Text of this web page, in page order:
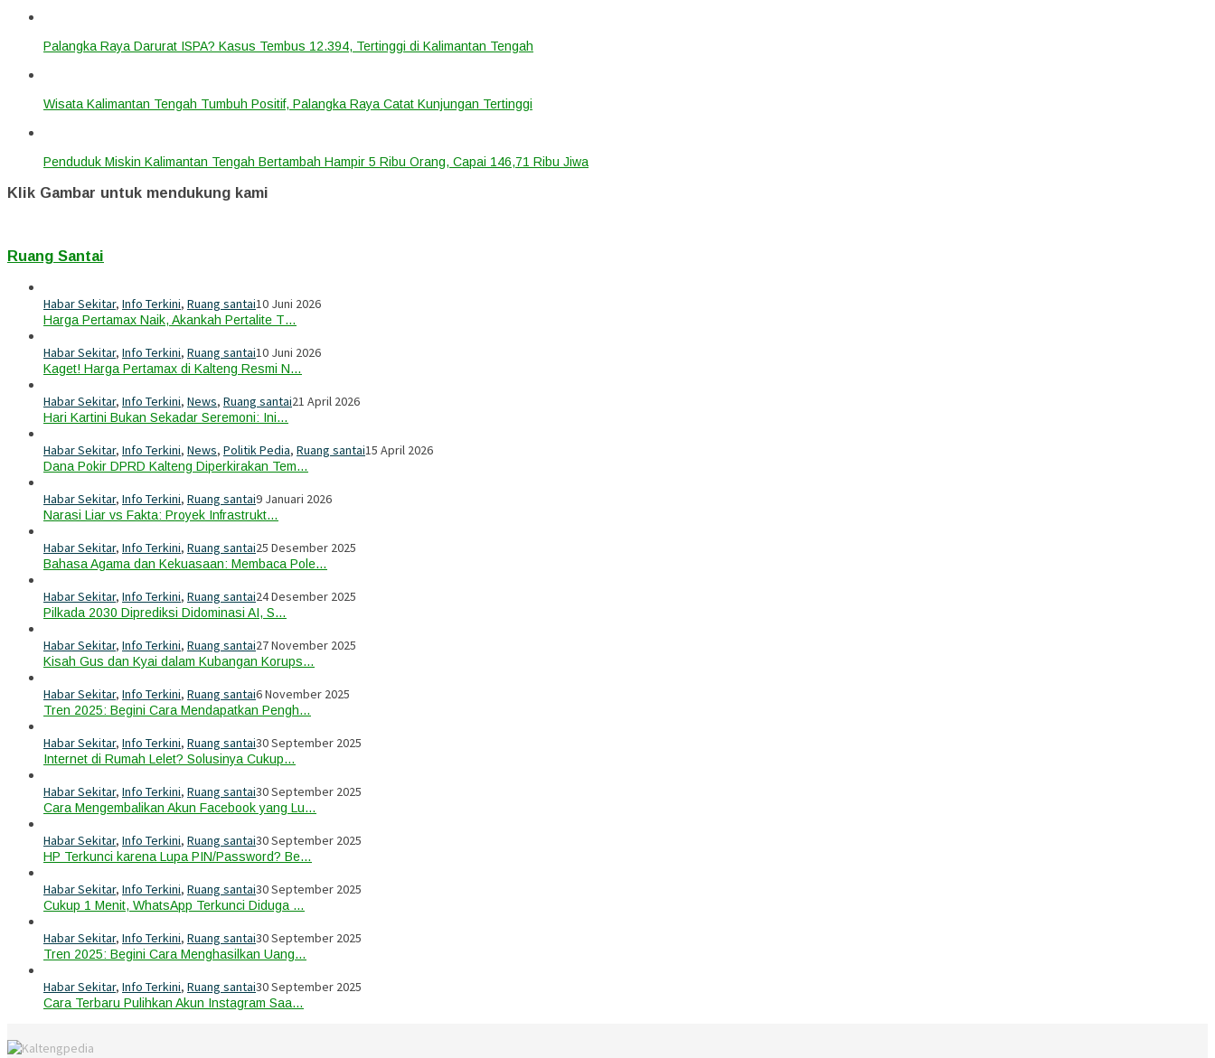
Palangka Raya Darurat ISPA? Kasus Tembus 12.394, Tertinggi di Kalimantan Tengah
Wisata Kalimantan Tengah Tumbuh Positif, Palangka Raya Catat Kunjungan Tertinggi
Penduduk Miskin Kalimantan Tengah Bertambah Hampir 5 Ribu Orang, Capai 146,71 Ribu Jiwa
Klik Gambar untuk mendukung kami
Ruang Santai
Habar Sekitar, Info Terkini, Ruang santai10 Juni 2026
Harga Pertamax Naik, Akankah Pertalite T…
Habar Sekitar, Info Terkini, Ruang santai10 Juni 2026
Kaget! Harga Pertamax di Kalteng Resmi N…
Habar Sekitar, Info Terkini, News, Ruang santai21 April 2026
Hari Kartini Bukan Sekadar Seremoni: Ini…
Habar Sekitar, Info Terkini, News, Politik Pedia, Ruang santai15 April 2026
Dana Pokir DPRD Kalteng Diperkirakan Tem…
Habar Sekitar, Info Terkini, Ruang santai9 Januari 2026
Narasi Liar vs Fakta: Proyek Infrastrukt…
Habar Sekitar, Info Terkini, Ruang santai25 Desember 2025
Bahasa Agama dan Kekuasaan: Membaca Pole…
Habar Sekitar, Info Terkini, Ruang santai24 Desember 2025
Pilkada 2030 Diprediksi Didominasi AI, S…
Habar Sekitar, Info Terkini, Ruang santai27 November 2025
Kisah Gus dan Kyai dalam Kubangan Korups…
Habar Sekitar, Info Terkini, Ruang santai6 November 2025
Tren 2025: Begini Cara Mendapatkan Pengh…
Habar Sekitar, Info Terkini, Ruang santai30 September 2025
Internet di Rumah Lelet? Solusinya Cukup…
Habar Sekitar, Info Terkini, Ruang santai30 September 2025
Cara Mengembalikan Akun Facebook yang Lu…
Habar Sekitar, Info Terkini, Ruang santai30 September 2025
HP Terkunci karena Lupa PIN/Password? Be…
Habar Sekitar, Info Terkini, Ruang santai30 September 2025
Cukup 1 Menit, WhatsApp Terkunci Diduga …
Habar Sekitar, Info Terkini, Ruang santai30 September 2025
Tren 2025: Begini Cara Menghasilkan Uang…
Habar Sekitar, Info Terkini, Ruang santai30 September 2025
Cara Terbaru Pulihkan Akun Instagram Saa…